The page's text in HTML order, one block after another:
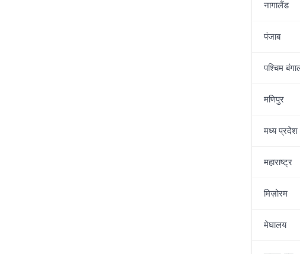
नागालैंड
पंजाब
पश्चिम
मणिपुर
मध्‍य प्रदेश
महाराष्‍ट्र
मिज़ोरम
मेघालय